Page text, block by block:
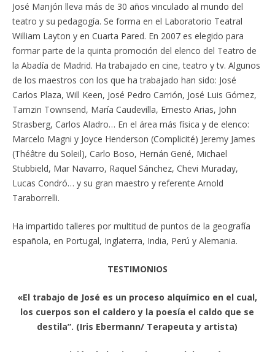
José Manjón lleva más de 30 años vinculado al mundo del
teatro y su pedagogía. Se forma en el Laboratorio Teatral
William Layton y en Cuarta Pared. En 2007 es elegido para
formar parte de la quinta promoción del elenco del Teatro de
la Abadía de Madrid. Ha trabajado en cine, teatro y tv. Algunos
de los maestros con los que ha trabajado han sido: José
Carlos Plaza, Will Keen, José Pedro Carrión, José Luis Gómez,
Tamzin Townsend, María Caudevilla, Ernesto Arias, John
Strasberg, Carlos Aladro… En el área más física y de elenco:
Marcelo Magni y Joyce Henderson (Complicité) Jeremy James
(Théâtre du Soleil), Carlo Boso, Hernán Gené, Michael
Stubbield, Mar Navarro, Raquel Sánchez, Chevi Muraday,
Lucas Condró… y su gran maestro y referente Arnold
Taraborrelli.
Ha impartido talleres por multitud de puntos de la geografía
española, en Portugal, Inglaterra, India, Perú y Alemania.
TESTIMONIOS
«El trabajo de José es un proceso alquímico en el cual,
los cuerpos son el caldero y la poesía el caldo que se
destila”. (Iris Ebermann/ Terapeuta y artista)